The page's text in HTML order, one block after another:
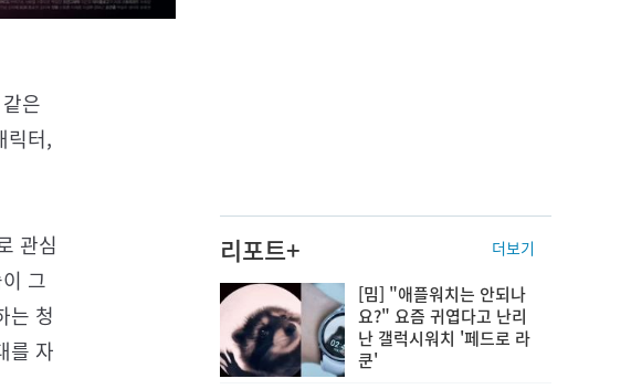
은
릭터,
관심
그
는 청
를 자
리포트+ 더보기
[밈] "애플워치는 안되나
요?" 요즘 귀엽다고 난리
난 갤럭시워치 '페드로 라
쿤'